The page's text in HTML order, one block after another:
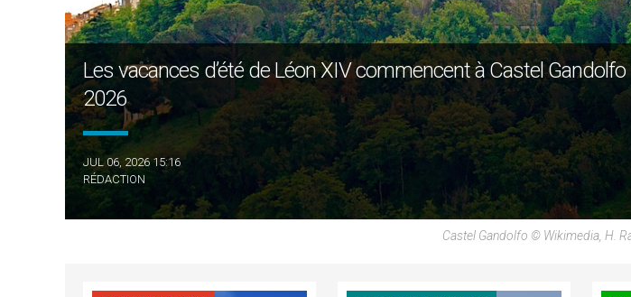
Les vacances d’été de Léon XIV commencent à Castel
2026
JUL 06, 2026 15:16
RÉDACTION
Castel Gandolfo © Wikimedia, H.